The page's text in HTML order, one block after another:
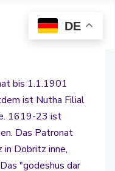
bis 1.1.1901
ist Nutha Filial
1619-23 ist
Das Patronat
Dobritz inne,
"godeshus dar
DE